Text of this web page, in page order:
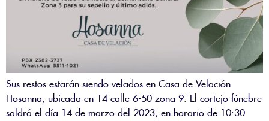
Sus restos estarán siendo velados en Casa de Velación
Hosanna, ubicada en 14 calle 6-50 zona 9. El cortejo fúnebre
saldrá el día 14 de marzo del 2023, en horario de 10:30